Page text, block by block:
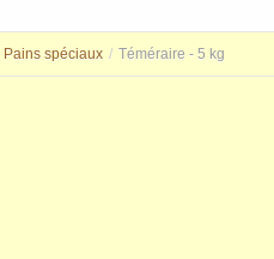
Pains spéciaux / Téméraire - 5 kg